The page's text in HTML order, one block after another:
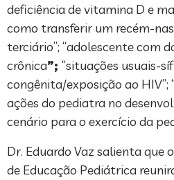
deficiência de vitamina D e
como transferir um recém-
terciário”; “adolescente com
crônica”; “situações usuais-
congênita/exposição ao HIV”;
ações do pediatra no
cenário para o exercício da
Dr. Eduardo Vaz salienta que
de Educação Pediátrica